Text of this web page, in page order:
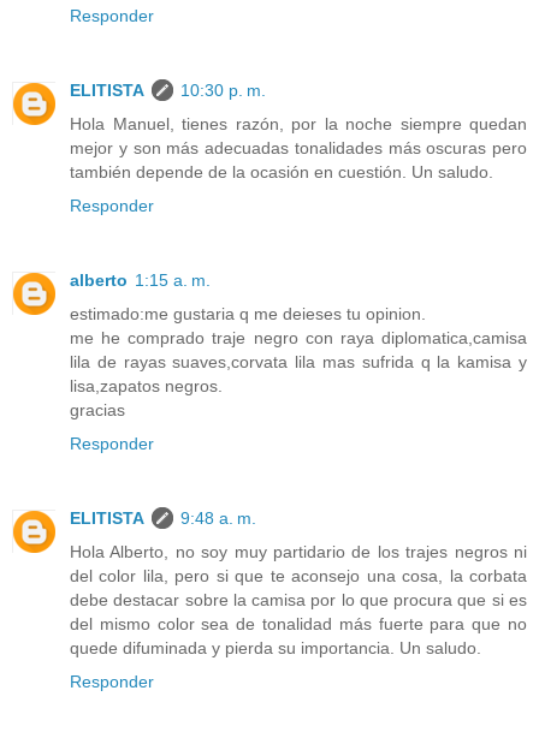
Responder
ELITISTA
10:30 p. m.
Hola Manuel, tienes razón, por la noche siempre quedan
mejor y son más adecuadas tonalidades más oscuras pero
también depende de la ocasión en cuestión. Un saludo.
Responder
alberto 1:15 a. m.
estimado:me gustaria q me deieses tu opinion.
me he comprado traje negro con raya diplomatica,camisa
lila de rayas suaves,corvata lila mas sufrida q la kamisa y
lisa,zapatos negros.
gracias
Responder
ELITISTA
9:48 a. m.
Hola Alberto, no soy muy partidario de los trajes negros ni
del color lila, pero si que te aconsejo una cosa, la corbata
debe destacar sobre la camisa por lo que procura que si es
del mismo color sea de tonalidad más fuerte para que no
quede difuminada y pierda su importancia. Un saludo.
Responder